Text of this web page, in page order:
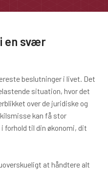
en svær
beslutninger i livet. Det
situation, hvor det
over de juridiske og
kan få stor
forhold til din økonomi, dit
at håndtere alt